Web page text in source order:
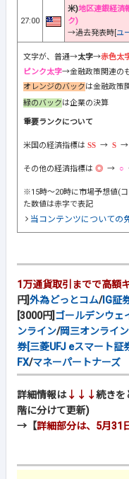
27:00
米)地区連銀経済
ク)
→過去発表時[ ユ
文字が、普通→太字→赤色太
ピンク太字→金融政策関連の
オレンジのバックは金融政策
緑のバックは企業の決算
重要ランクについて
米国の経済指標は → →
その他の経済指標は →
※15時～20時に市場予想値(
た数値は赤字で表記
当コンテンツについての
1万通貨取引までで高額
円]外為どっとコム/IG証
[3000円] ゴールデンウェ
ンライン/岡三オンライ
券[三菱UFJ eスマート証
FX/マネーパートナーズ
詳細情報は↓↓↓続きを
階に分けて更新)
→【詳細部分は、5月31